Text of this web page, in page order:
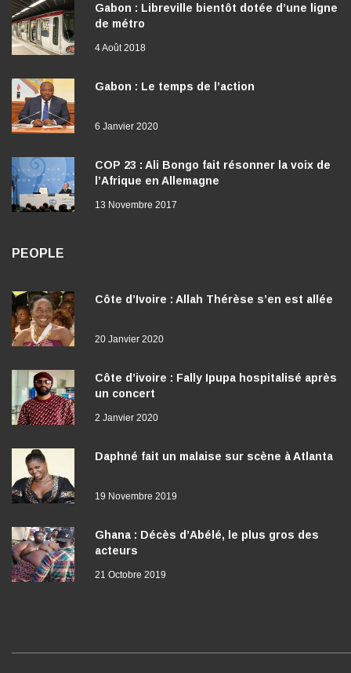
Gabon : Libreville bientôt dotée d’une ligne
de métro
4 Août 2018
Gabon : Le temps de l’action
6 Janvier 2020
COP 23 : Ali Bongo fait résonner la voix de
l’Afrique en Allemagne
13 Novembre 2017
PEOPLE
Côte d’Ivoire : Allah Thérèse s’en est allée
20 Janvier 2020
Côte d’ivoire : Fally Ipupa hospitalisé après
un concert
2 Janvier 2020
Daphné fait un malaise sur scène à Atlanta
19 Novembre 2019
Ghana : Décès d’Abélé, le plus gros des
acteurs
21 Octobre 2019